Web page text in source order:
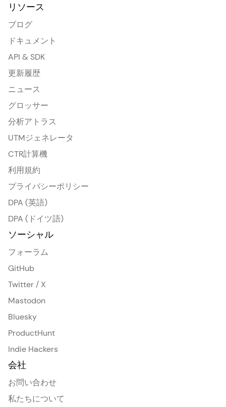
リソース
ブログ
ドキュメント
API & SDK
更新履歴
ニュース
グロッサー
分析アトラス
UTMジェネレータ
CTR計算機
利用規約
プライバシーポリシー
DPA (英語)
DPA (ドイツ語)
ソーシャル
フォーラム
GitHub
Twitter / X
Mastodon
Bluesky
ProductHunt
Indie Hackers
会社
お問い合わせ
私たちについて